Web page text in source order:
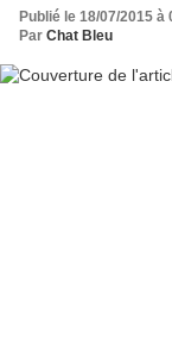
Publié le 18/07/2015 à
Par Chat Bleu